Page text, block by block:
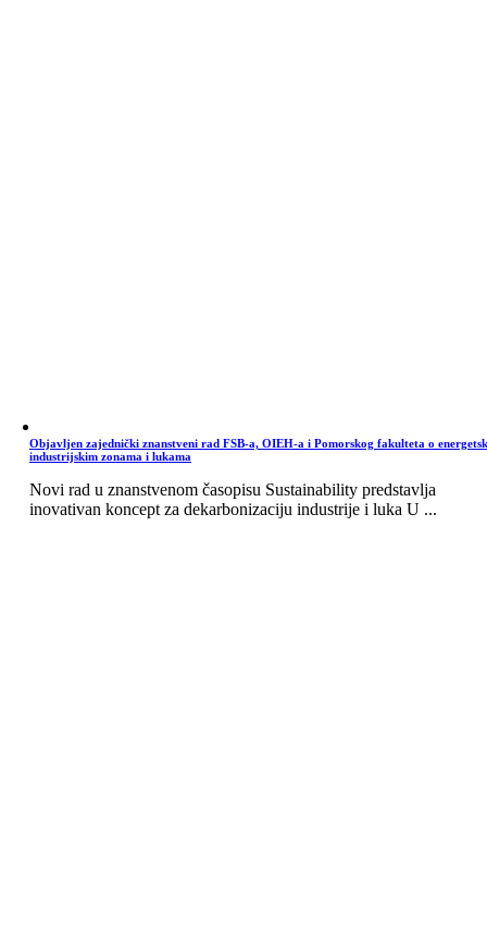
Objavljen zajednički znanstveni rad FSB-a, OIEH-a i Pomorskog fakulteta o
industrijskim zonama i lukama
Novi rad u znanstvenom časopisu Sustainability predstavlja
inovativan koncept za dekarbonizaciju industrije i luka U ...